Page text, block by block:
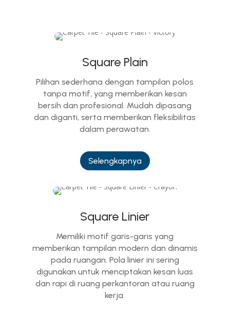
Square Plain
Pilihan sederhana dengan tampilan polos
tanpa motif, yang memberikan kesan
bersih dan profesional. Mudah dipasang
dan diganti, serta memberikan fleksibilitas
dalam perawatan.
Selengkapnya
Square Linier
Memiliki motif garis-garis yang
memberikan tampilan modern dan dinamis
pada ruangan. Pola linier ini sering
digunakan untuk menciptakan kesan luas
dan rapi di ruang perkantoran atau ruang
kerja.